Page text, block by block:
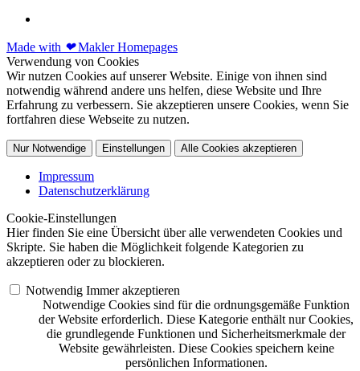
Made with ❤Makler Homepages
Verwendung von Cookies
Wir nutzen Cookies auf unserer Website. Einige von ihnen sind
notwendig während andere uns helfen, diese Website und Ihre
Erfahrung zu verbessern. Sie akzeptieren unsere Cookies, wenn Sie
fortfahren diese Webseite zu nutzen.
Nur Notwendige Einstellungen Alle Cookies akzeptieren
Impressum
Datenschutzerklärung
Cookie-Einstellungen
Hier finden Sie eine Übersicht über alle verwendeten Cookies und
Skripte. Sie haben die Möglichkeit folgende Kategorien zu
akzeptieren oder zu blockieren.
Notwendig Immer akzeptieren
Notwendige Cookies sind für die ordnungsgemäße Funktion
der Website erforderlich. Diese Kategorie enthält nur Cookies,
die grundlegende Funktionen und Sicherheitsmerkmale der
Website gewährleisten. Diese Cookies speichern keine
persönlichen Informationen.